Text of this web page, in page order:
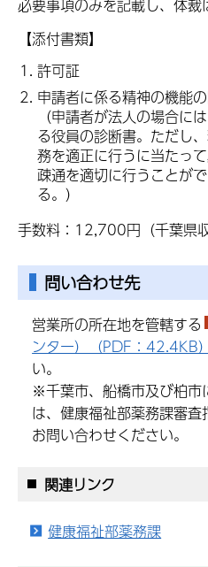
必要事項のみを記載し、体裁
【添付書類】
許可証
申請者に係る精神の機能
（申請者が法人の場合に
る役員の診断書。ただし
務を適正に行うに当たっ
疎通を適切に行うことが
る。）
手数料：12,700円（千葉県
問い合わせ先
営業所の所在地を管轄する
ンター）（PDF：42.4KB）
い。
※千葉市、船橋市及び柏市
は、健康福祉部薬務課審
お問い合わせください。
関連リンク
健康福祉部薬務課